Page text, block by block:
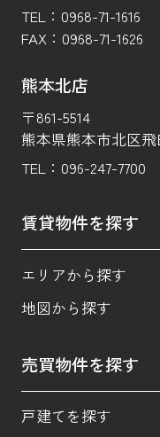
TEL： 0968-71-1616
FAX： 0968-71-1626
熊本北店
〒861-5514
熊本県熊本市北区
TEL： 096-247-7700
賃貸物件を探す
エリアから探す
地図から探す
売買物件を探す
戸建てを探す